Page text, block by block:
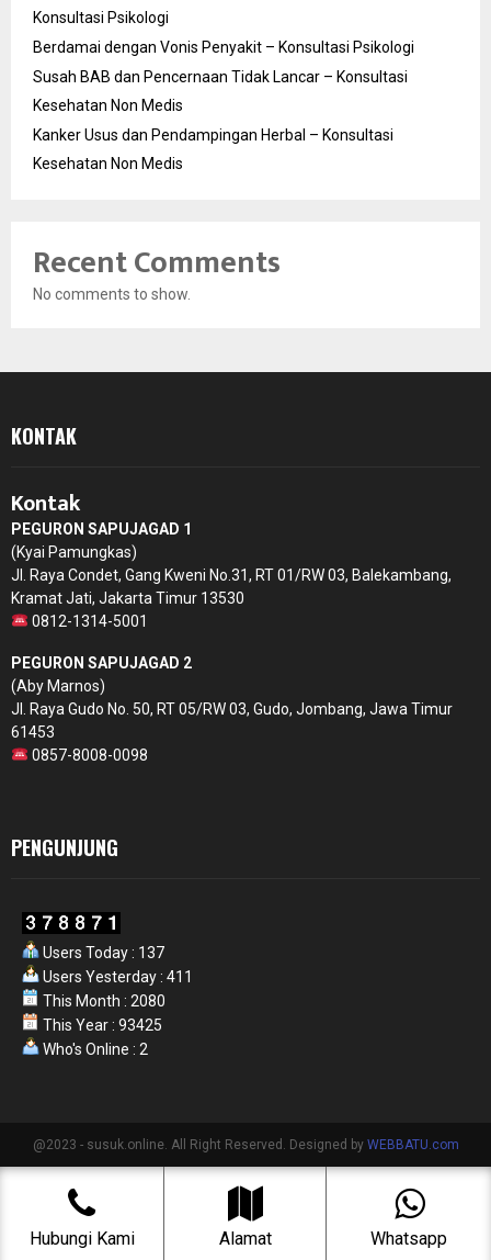
Konsultasi Psikologi
Berdamai dengan Vonis Penyakit – Konsultasi Psikologi
Susah BAB dan Pencernaan Tidak Lancar – Konsultasi
Kesehatan Non Medis
Kanker Usus dan Pendampingan Herbal – Konsultasi
Kesehatan Non Medis
Recent Comments
No comments to show.
KONTAK
Kontak
PEGURON SAPUJAGAD 1
(Kyai Pamungkas)
Jl. Raya Condet, Gang Kweni No.31, RT 01/RW 03, Balekambang,
Kramat Jati, Jakarta Timur 13530
0812-1314-5001
PEGURON SAPUJAGAD 2
(Aby Marnos)
Jl. Raya Gudo No. 50, RT 05/RW 03, Gudo, Jombang, Jawa Timur
61453
0857-8008-0098
PENGUNJUNG
Users Today : 137
Users Yesterday : 411
This Month : 2080
This Year : 93425
Who's Online : 2
@2023 - susuk.online. All Right Reserved. Designed by WEBBATU.com
Hubungi Kami Alamat Whatsapp